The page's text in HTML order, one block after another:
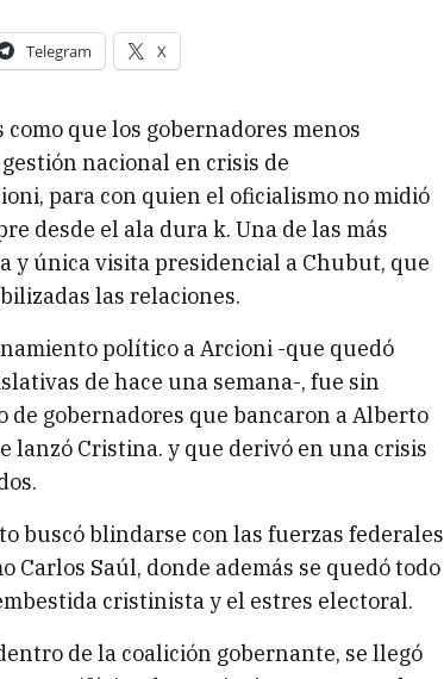
Telegram X
que los gobernadores menos
nacional en crisis de
para con quien el oficialismo no midió
desde el ala dura k. Una de las más
y única visita presidencial a Chubut, que
las relaciones.
político a Arcioni -que quedó
de hace una semana-, fue sin
de gobernadores que bancaron a Alberto
lanzó Cristina. y que derivó en una crisis
buscó blindarse con las fuerzas federales
Saúl, donde además se quedó todo
cristinista y el estres electoral.
de la coalición gobernante, se llegó